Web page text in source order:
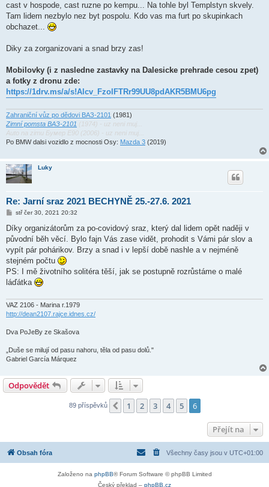
cast v hospode, cast ruzne po kempu... Na tohle byl Templstyn skvely.
Tam lidem nezbylo nez byt pospolu. Kdo vas ma furt po skupinkach
obchazet...
Diky za zorganizovani a snad brzy zas!
Mobilovky (i z nasledne zastavky na Dalesicke prehrade cesou zpet)
a fotky z dronu zde:
https://1drv.ms/a/s!Alcv_FzolFTRr99UU8pdAKR5BMU6pg
Zahraniční vůz po dědovi ВАЗ-2101 (1981)
Zimní pomsta ВАЗ-2101 (1974) - uz neni muj...
Auto na zimu Бумер E90 (2006) - uz neni muj...
Po BMW dalsi vozidlo z mocnosti Osy: Mazda 3 (2019)
Luky
Re: Jarní sraz 2021 BECHYNĚ 25.-27.6. 2021
P
í
s
p
ě
v
e
k
stř čer 30, 2021 20:32
Díky organizátorům za po-covidový sraz, který dal lidem opět naději v
původní běh věcí. Bylo fajn Vás zase vidět, prohodit s Vámi pár slov a
vypít pár pohárikov. Brzy a snad i v lepší době nashle a v nejméně
stejném počtu
PS: I mě životního solitéra těší, jak se postupně rozrůstáme o malé
láďátka
VAZ 2106 - Marina r.1979
http://dean2107.rajce.idnes.cz/
Dva PoJeBy ze Skašova
„Duše se milují od pasu nahoru, těla od pasu dolů."
Gabriel García Márquez
Odpovědět
89 příspěvků Předchozí
1 2 3 4 5 6
Přejít na
Obsah fóra Všechny časy jsou v UTC+01:00
Založeno na phpBB® Forum Software © phpBB Limited
Český překlad – phpBB.cz